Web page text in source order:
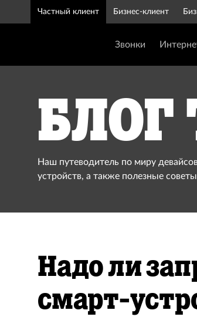
Частный клиент Бизнес-клиент
Звонки
Блог
Наш путеводитель по миру
устройств, а также полезные
Надо ли
смарт-